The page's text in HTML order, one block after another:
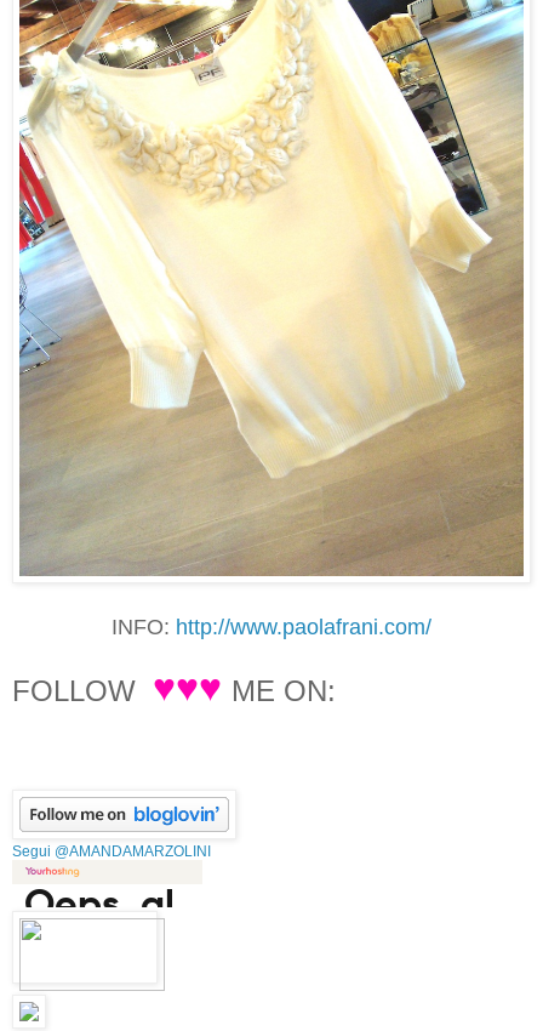
INFO: http://www.paolafrani.com/
FOLLOW ♥♥♥ ME ON:
Segui @AMANDAMARZOLINI